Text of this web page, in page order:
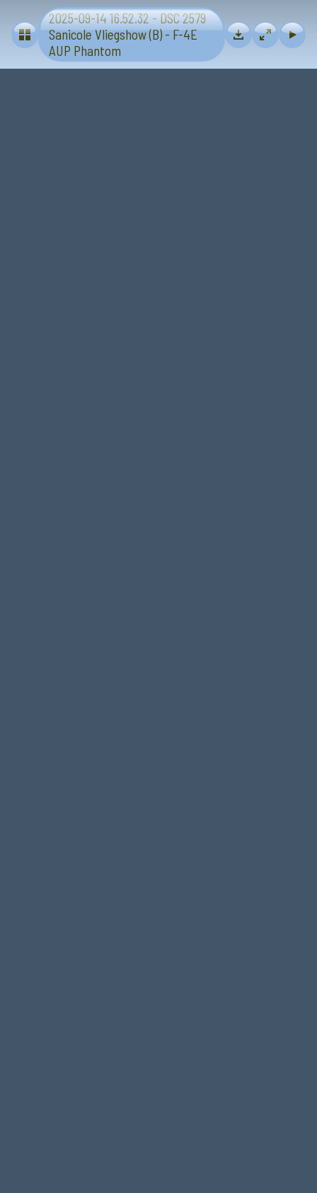
Vliegtuigen - Sanicole (B) 13 en 14 september 2025
2025-09-14 16.52.32 - DSC 2579
Sanicole Vliegshow (B) - F-4E
AUP Phantom